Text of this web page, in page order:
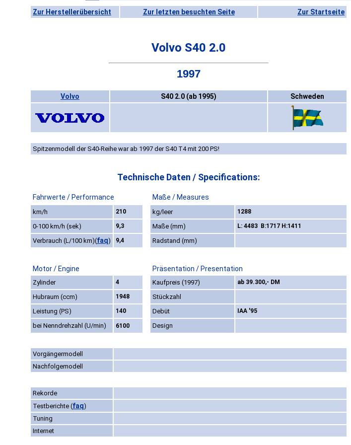
Zur Herstellerübersicht Zur letzten besuchten Seite Zur Startseite
Volvo S40 2.0
1997
Volvo S40 2.0 (ab 1995) Schweden
Spitzenmodell der S40-Reihe war ab 1997 der S40 T4 mit 200 PS!
Technische Daten / Specifications:
Fahrwerte / Performance Maße / Measures
km/h 210 kg/leer 1288
0-100 km/h (sek) 9,3 Maße (mm) L: 4483 B:1717 H:1411
Verbrauch (L/100 km)(faq) 9,4 Radstand (mm)
Motor / Engine Präsentation / Presentation
Zylinder 4 Kaufpreis (1997) ab 39.300,- DM
Hubraum (ccm) 1948
Stückzahl
Leistung (PS)
140 Debüt IAA '95
bei Nenndrehzahl (U/min) 6100 Design
Vorgängermodell
Nachfolgemodell
Rekorde
Testberichte (faq)
Tuning
Internet